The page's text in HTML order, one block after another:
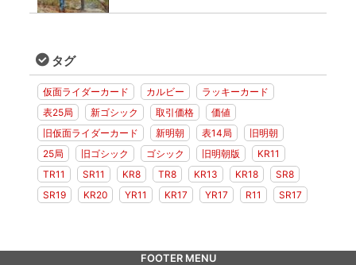
タグ
仮面ライダーカード カルビー
ラッキーカード
表25局
新ゴシック 取引価格
価値
旧仮面ライダーカード
新明朝 表14局
旧明朝
25局
旧ゴシック ゴシック 旧明朝版
KR11
TR11
SR11 KR8 TR8 KR13 KR18
SR8
SR19
KR20 YR11 KR17 YR17 R11 SR17
FOOTER MENU